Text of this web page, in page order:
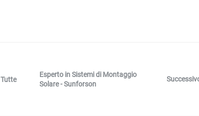
Tutte
Esperto in Sistemi di Montaggio
Solare - Sunforson